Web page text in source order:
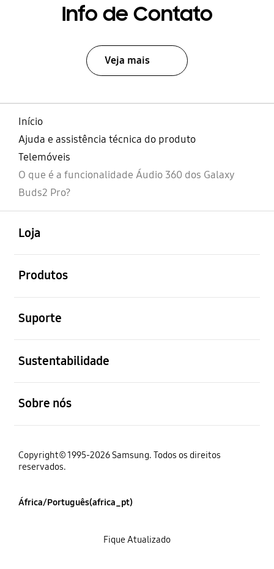
Info de Contato
Veja mais
Início
Ajuda e assistência técnica do produto
Telemóveis
O que é a funcionalidade Áudio 360 dos Galaxy
Buds2 Pro?
Loja
Produtos
Suporte
Sustentabilidade
Sobre nós
Copyright© 1995-2026 Samsung. Todos os direitos
reservados.
África/Português(africa_pt)
Fique Atualizado